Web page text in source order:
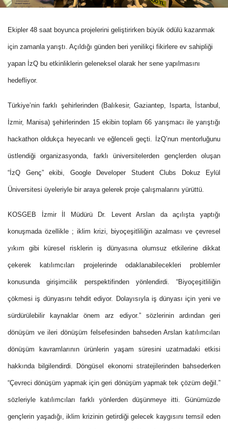
Ekipler 48 saat boyunca projelerini geliştirirken büyük ödülü kazanmak
için zamanla yarıştı. Açıldığı günden beri yenilikçi fikirlere ev sahipliği
yapan İzQ bu etkinliklerin geleneksel olarak her sene yapılmasını
hedefliyor.
Türkiye’nin farklı şehirlerinden (Balıkesir, Gaziantep, Isparta, İstanbul,
İzmir, Manisa) şehirlerinden 15 ekibin toplam 66 yarışmacı ile yarıştığı
hackathon oldukça heyecanlı ve eğlenceli geçti. İzQ’nun mentorluğunu
üstlendiği organizasyonda, farklı üniversitelerden gençlerden oluşan
“İzQ Genç” ekibi, Google Developer Student Clubs Dokuz Eylül
Üniversitesi üyeleriyle bir araya gelerek proje çalışmalarını yürüttü.
KOSGEB İzmir İl Müdürü Dr. Levent Arslan da açılışta yaptığı
konuşmada özellikle ; iklim krizi, biyoçeşitliliğin azalması ve çevresel
yıkım gibi küresel risklerin iş dünyasına olumsuz etkilerine dikkat
çekerek katılımcıları projelerinde odaklanabilecekleri problemler
konusunda girişimcilik perspektifinden yönlendirdi. “Biyoçeşitliliğin
çökmesi iş dünyasını tehdit ediyor. Dolayısıyla iş dünyası için yeni ve
sürdürülebilir kaynaklar önem arz ediyor.” sözlerinin ardından geri
dönüşüm ve ileri dönüşüm felsefesinden bahseden Arslan katılımcıları
dönüşüm kavramlarının ürünlerin yaşam süresini uzatmadaki etkisi
hakkında bilgilendirdi. Döngüsel ekonomi stratejilerinden bahsederken
“Çevreci dönüşüm yapmak için geri dönüşüm yapmak tek çözüm değil.”
sözleriyle katılımcıları farklı yönlerden düşünmeye itti. Günümüzde
gençlerin yaşadığı, iklim krizinin getirdiği gelecek kaygısını temsil eden